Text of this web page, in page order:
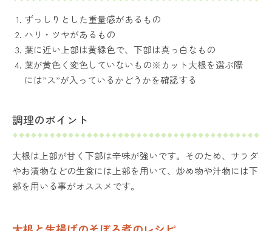
ずっしりとした重量感があるもの
ハリ・ツヤがあるもの
葉に近い上部は黄緑色で、下部は真っ白なもの
葉が黄色く変色していないもの※カット大根を選ぶ際
には”ス”が入っているかどうかを確認する
調理のポイント
大根は上部が甘く下部は辛味が強いです。そのため、サラダ
やお漬物などの生食には上部を用いて、炒め物や汁物には下
部を用いる事がオススメです。